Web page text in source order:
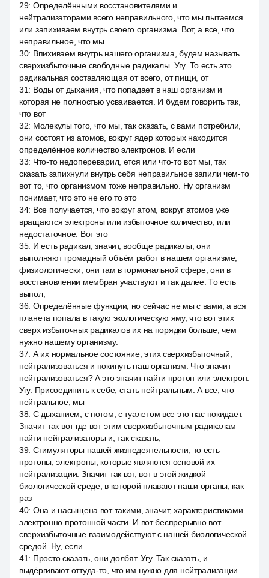
29: Определёнными восстановителями и
нейтрализаторами всего неправильного, что мы пытаемся
или запихиваем внутрь своего организма. Вот, а все, что
неправильное, что мы
30: Впихиваем внутрь нашего организма, будем называть
сверхизбыточные свободные радикалы. Угу. То есть это
радикальная составляющая от всего, от пищи, от
31: Воды от дыхания, что попадает в наш организм и
которая не полностью усваивается. И будем говорить так,
что вот
32: Молекулы того, что мы, так сказать, с вами потребили,
они состоят из атомов, вокруг ядер которых находится
определённое количество электронов. И если
33: Что-то недопереварил, ется или что-то вот мы, так
сказать запихнули внутрь себя неправильное запили чем-то
вот то, что организмом тоже неправильно. Ну организм
понимает, что это не его то это
34: Все получается, что вокруг атом, вокруг атомов уже
вращаются электроны или избыточное количество, или
недостаточное. Вот это
35: И есть радикал, значит, вообще радикалы, они
выполняют громадный объём работ в нашем организме,
физиологически, они там в гормональной сфере, они в
восстановлении мембран участвуют и так далее. То есть
выпол,
36: Определённые функции, но сейчас не мы с вами, а вся
планета попала в такую экологическую яму, что вот этих
сверх избыточных радикалов их на порядки больше, чем
нужно нашему организму.
37: А их нормальное состояние, этих сверхизбыточный,
нейтрализоваться и покинуть наш организм. Что значит
нейтрализоваться? А это значит найти протон или электрон.
Угу. Присоединить к себе, стать нейтральным. А все, что
нейтральное, мы
38: С дыханием, с потом, с туалетом все это нас покидает.
Значит так вот где вот этим сверхизбыточным радикалам
найти нейтрализаторы и, так сказать,
39: Стимуляторы нашей жизнедеятельности, то есть
протоны, электроны, которые являются основой их
нейтрализации. Значит так вот, вот в этой жидкой
биологической среде, в которой плавают наши органы, как
раз
40: Она и насыщена вот такими, значит, характеристиками
электронно протонной части. И вот беспрерывно вот
сверхизбыточные взаимодействуют с нашей биологической
средой. Ну, если
41: Просто сказать, они долбят. Угу. Так сказать, и
выдёргивают оттуда-то, что им нужно для нейтрализации.